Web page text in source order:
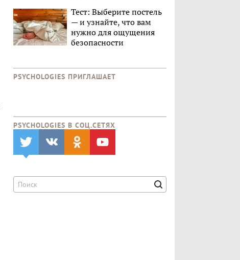
Тест: Выберите постель
— и узнайте, что вам
нужно для ощущения
безопасности
PSYCHOLOGIES ПРИГЛАШАЕТ
PSYCHOLOGIES В CОЦ.СЕТЯХ